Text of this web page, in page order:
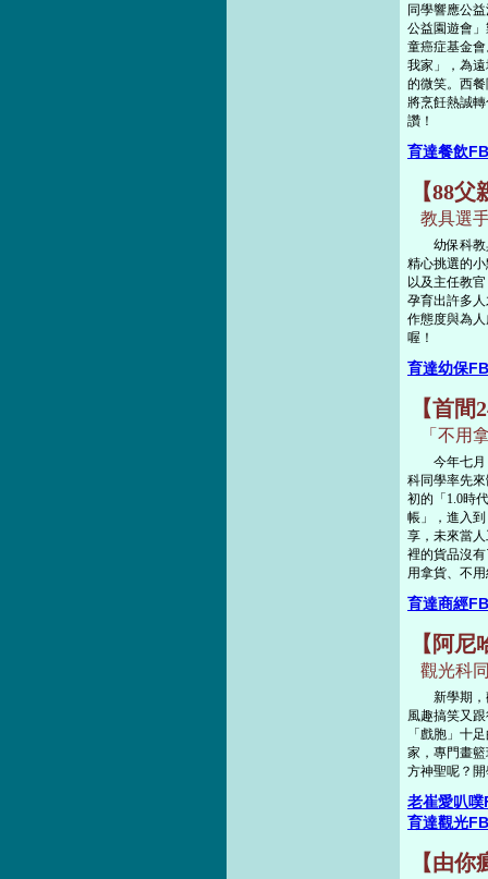
同學響應公
公益園遊會
童癌症基金
我家」，為
的微笑。西
將烹飪熱誠
讚！
育達餐飲FB
【88
教具選
幼保科教具
精心挑選的
以及主任教
孕育出許多
作態度與為
喔！
育達幼保FB
【首
「不用
今年七月，
科同學率先
初的「1.0時
帳」，進入
享，未來當
裡的貨品沒
用拿貨、不
育達商經FB
【阿
觀光科
新學期，觀
風趣搞笑又
「戲胞」十
家，專門畫
方神聖呢？
老崔愛叭噗
育達觀光FB
【由